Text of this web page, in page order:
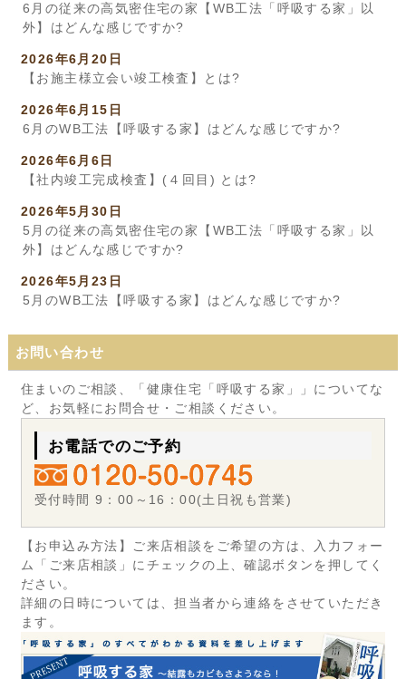
6月の従来の高気密住宅の家【WB工法「呼吸する家」以
外】はどんな感じですか?
2026年6月20日
【お施主様立会い竣工検査】とは?
2026年6月15日
6月のWB工法【呼吸する家】はどんな感じですか?
2026年6月6日
【社内竣工完成検査】(４回目) とは?
2026年5月30日
5月の従来の高気密住宅の家【WB工法「呼吸する家」以
外】はどんな感じですか?
2026年5月23日
5月のWB工法【呼吸する家】はどんな感じですか?
お問い合わせ
住まいのご相談、「健康住宅「呼吸する家」」についてな
ど、お気軽にお問合せ・ご相談ください。
お電話でのご予約
受付時間 9：00～16：00(土日祝も営業)
【お申込み方法】ご来店相談をご希望の方は、入力フォー
ム「ご来店相談」にチェックの上、確認ボタンを押してく
ださい。
詳細の日時については、担当者から連絡をさせていただき
ます。